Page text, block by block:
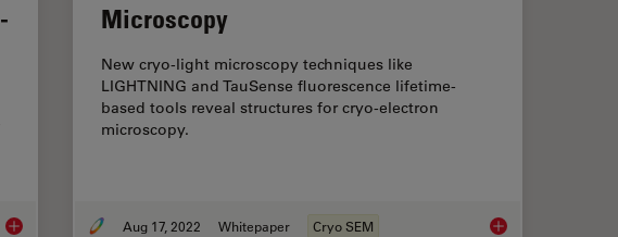
How Marine Microorganism Analysis can be Improved with High-pressure Freezing
Microscopy
New cryo-light microscopy techniques like
LIGHTNING and TauSense fluorescence lifetime-
based tools reveal structures for cryo-electron
microscopy.
Aug 17, 2022 Whitepaper Cryo SEM New Imaging Tools